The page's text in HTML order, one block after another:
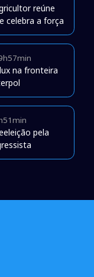
reúne
celebra a força
na fronteira
pela